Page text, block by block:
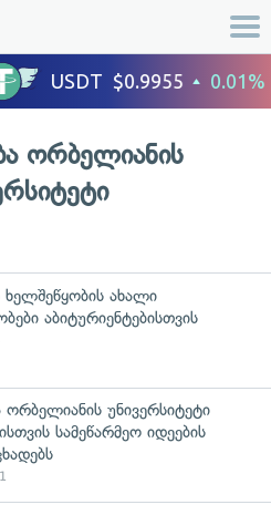
ორბელიანის
ახალი
აბიტურიენტებისთვის
ორბელიანის უნივერსიტეტი
სამეწარმეო იდეების